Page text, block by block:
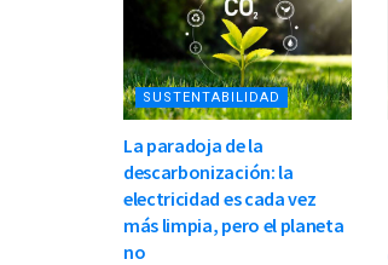
SUSTENTABILIDAD
La paradoja de la
descarbonización: la
electricidad es cada vez
más limpia, pero el planeta
no